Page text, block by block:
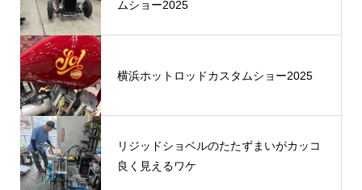
ムショー2025
横浜ホットロッドカスタムショー2025
リジッドショベルのたたずまいがカッコ
良く見えるワケ